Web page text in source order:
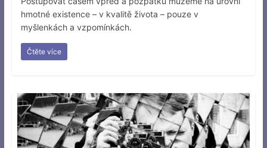
hmotné existence – v kvalitě života – pouze v
myšlenkách a vzpomínkách.
Čtěte více